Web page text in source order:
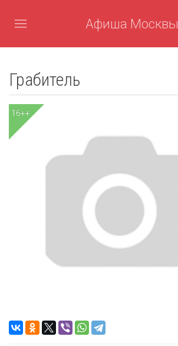
Афиша Москвы
Грабитель
16++